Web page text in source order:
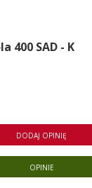
400 SAD - K
DODAJ OPINIĘ
OPINIE